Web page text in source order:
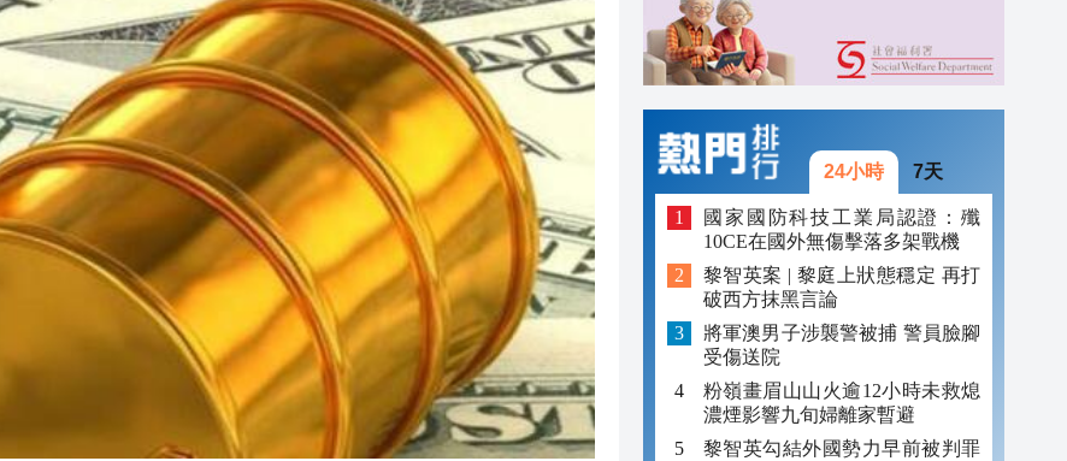
黎智英求情 罪證如山豈能妄想輕判
21:08
獨立委員會工作 李家超暫停3項公職委任
21:04
證文儒沉香從傳統邁向現代
瓊考察
約18億元
20:41
萬億 利潤總額近936億
法
24小時 7天
國家國防科技工業局認證：殲
10CE在國外無傷擊落多架戰機
黎智英案 | 黎庭上狀態穩定 再打
破西方抹黑言論
將軍澳男子涉襲警被捕 警員臉腳
受傷送院
粉嶺畫眉山山火逾12小時未救熄
濃煙影響九旬婦離家暫避
黎智英勾結外國勢力早前被判罪